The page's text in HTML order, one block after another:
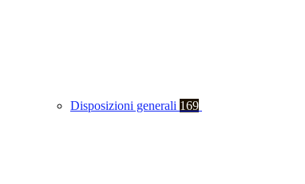
Disposizioni generali 169